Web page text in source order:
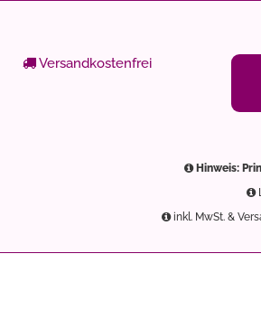
Versandkostenfrei
Hinweis:
inkl. MwSt. &